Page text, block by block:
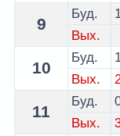
9
Буд.
Вых.
10
Буд.
Вых.
11
Буд.
Вых.